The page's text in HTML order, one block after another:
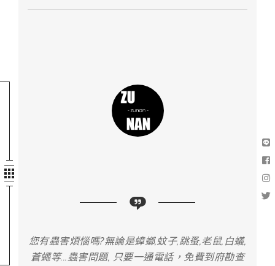
您有蟲害煩惱嗎?無論是蟑螂,蚊子,跳蚤,老鼠,白蟻,
蒼蠅等...蟲害問題, 只要一通電話，免費到府勘查